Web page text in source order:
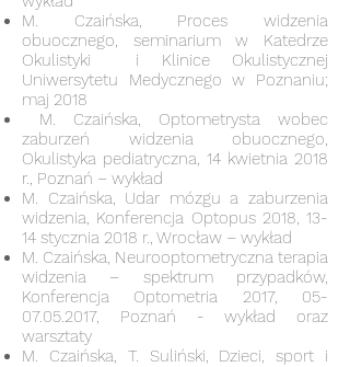
M. Czaińska, Proces widzenia
obuocznego, seminarium w Katedrze
Okulistyki i Klinice Okulistycznej
Uniwersytetu Medycznego w Poznaniu;
maj 2018
M. Czaińska, Optometrysta wobec
zaburzeń widzenia obuocznego,
Okulistyka pediatryczna, 14 kwietnia 2018
r., Poznań – wykład
M. Czaińska, Udar mózgu a zaburzenia
widzenia, Konferencja Optopus 2018, 13-
14 stycznia 2018 r., Wrocław – wykład
M. Czaińska, Neurooptometryczna terapia
widzenia – spektrum przypadków,
Konferencja Optometria 2017, 05-
07.05.2017, Poznań - wykład oraz
warsztaty
M. Czaińska, T. Suliński, Dzieci, sport i